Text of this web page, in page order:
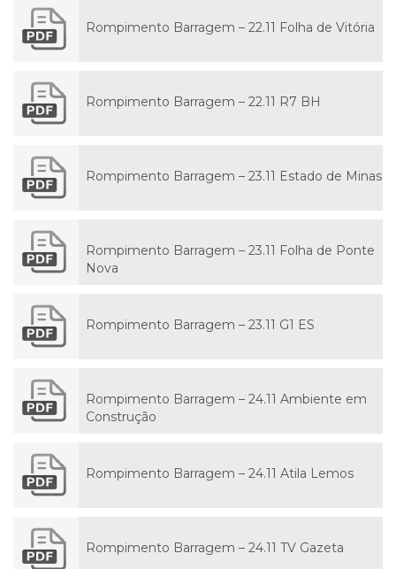
Rompimento Barragem – 22.11 Folha de Vitória
Rompimento Barragem – 22.11 R7 BH
Rompimento Barragem – 23.11 Estado de Minas
Rompimento Barragem – 23.11 Folha de Ponte
Nova
Rompimento Barragem – 23.11 G1 ES
Rompimento Barragem – 24.11 Ambiente em
Construção
Rompimento Barragem – 24.11 Atila Lemos
Rompimento Barragem – 24.11 TV Gazeta